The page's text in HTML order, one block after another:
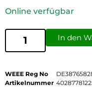
Online verfügbar
In den
WEEE Reg No
Artikelnummer